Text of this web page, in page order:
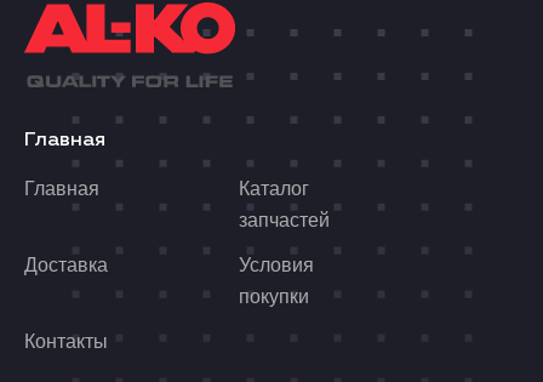
Главная
Главная
Каталог
запчастей
Доставка
Условия
покупки
Контакты